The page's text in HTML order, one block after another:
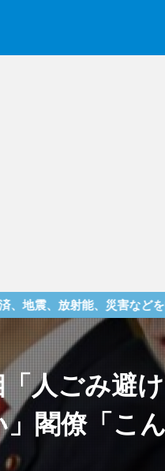
災害などを中心に様々な情
人ごみ避
閣僚「こ